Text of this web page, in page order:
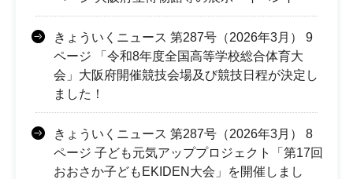
きょういくニュース 第287号（2026年3月） 9
ページ 「令和8年度全国高等学校総合体育大
会」大阪府開催競技会場及び競技日程が決定し
ました！
きょういくニュース 第287号（2026年3月） 8
ページ 子ども元気アッププロジェクト「第17回
おおさか子どもEKIDEN大会」を開催しまし